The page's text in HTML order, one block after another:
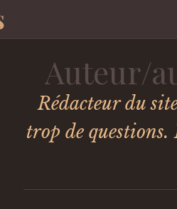
Auteur/
Rédacteur du
trop de